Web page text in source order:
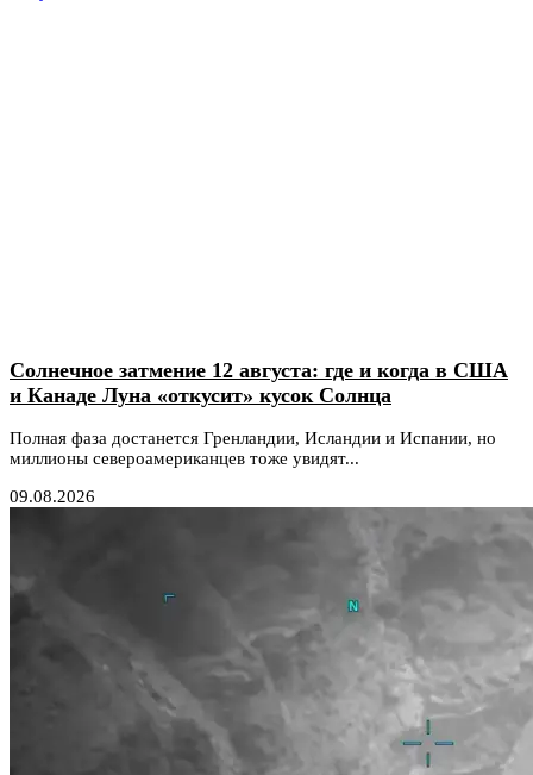
Солнечное затмение 12 августа: где и когда в США
и Канаде Луна «откусит» кусок Солнца
Полная фаза достанется Гренландии, Исландии и Испании, но
миллионы североамериканцев тоже увидят...
09.08.2026